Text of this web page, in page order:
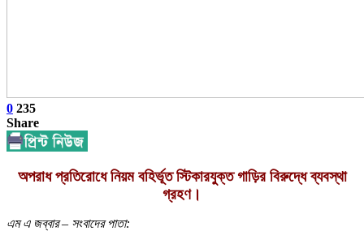
0 235
Share
অপরাধ প্রতিরোধে নিয়ম বহির্ভূত স্টিকারযুক্ত গাড়ির বিরুদ্ধে ব্যবস্থা
গ্রহণ।
এম এ জব্বার – সংবাদের পাতা: